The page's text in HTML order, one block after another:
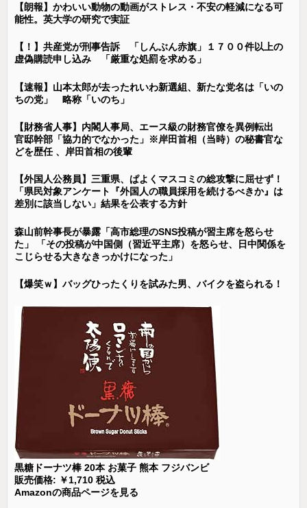
【朗報】かわいい動物の動画がストレス・不安の軽減になる可
能性。英大学の研究で実証
【！】共産党が刑事告訴 「しんぶん赤旗」１７００件以上の
虚偽購読申し込み 「厳重な処罰を求める」
【速報】山本太郎が去ったれいわ新選組、新たな党名は「いの
ちの党」 略称「いのち」
【財務省人事】内閣人事局、エース級の財務官僚を異例転出
官邸幹部「協力的でなかった」※岸田首相（当時）の秘書官な
どを歴任 、岸田首相の後輩
【外国人公務員】三重県、ぱよくマスコミの総攻撃に屈せず！
「県民対象アンケート『外国人の職員採用を続けるべきか』は
差別に該当しない」結果を公表する方針
森山前幹事長が暴露「高市総理のSNS投稿が習主席を怒らせ
た」 「その投稿が中国側（習近平主席）を怒らせ、日中関係を
こじらせる大きなきっかけになった」
【爆笑ｗ】バッグひったくりを試みた男、バイクを盗られる！
黒糖ドーナツ棒 20本 お菓子 熊本 フジバンビ
販売価格: ￥1,710 税込
Amazonの商品ページを見る